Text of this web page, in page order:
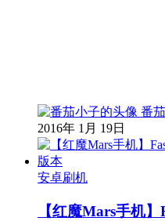
番
2016年 1月 19日
安卓刷机
【红魔Mars手机